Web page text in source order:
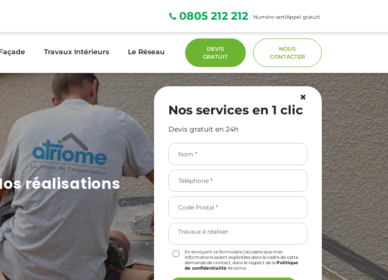
0805 212 212 Numéro vert/Appel gratuit
Travaux Intérieurs Le Réseau
DEVIS
GRATUIT
NOUS
CONTACTER
réalisations
Nos services en 1 clic
Devis gratuit en 24h
En envoyant ce formulaire j’accepte que mes
informations soient exploitées dans le cadre de cette
demande de contact, dans le respect de laPolitique
de confidentialitéAtriome.